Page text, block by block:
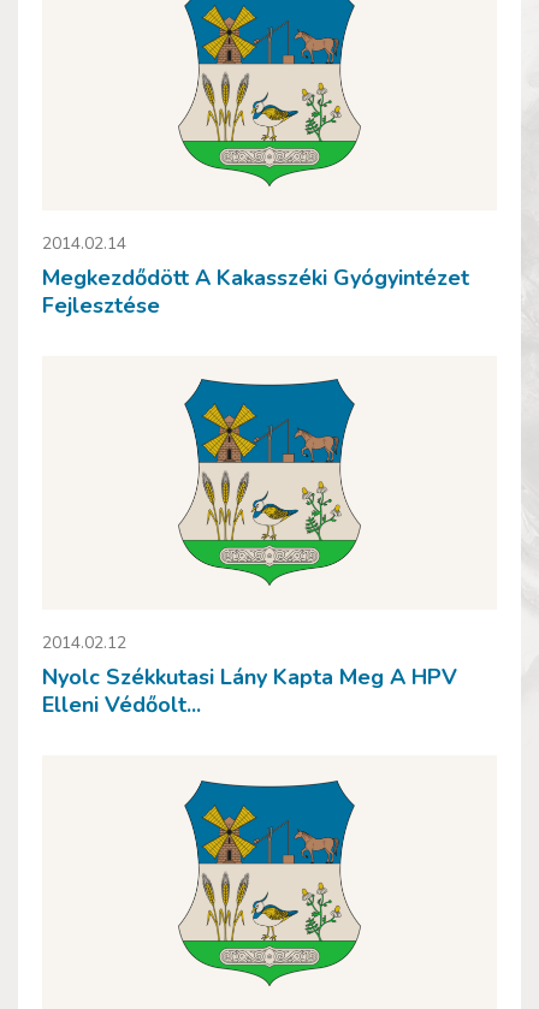
2014.02.14
Megkezdődött A Kakasszéki Gyógyintézet
Fejlesztése
2014.02.12
Nyolc Székkutasi Lány Kapta Meg A HPV
Elleni Védőolt...